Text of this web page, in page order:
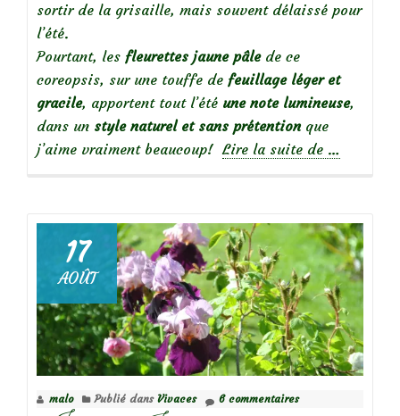
sortir de la grisaille, mais souvent délaissé pour
l’été.
Pourtant, les fleurettes jaune pâlede ce
coreopsis, sur une touffe de feuillage léger et
gracile, apportent tout l’été une note lumineuse,
dans un style naturel et sans prétentionque
j’aime vraiment beaucoup! Lire la suite de à
lumineux
et
sans
prétention!
…
17
AOÛT
malo Publié dans Vivaces 6 commentaires